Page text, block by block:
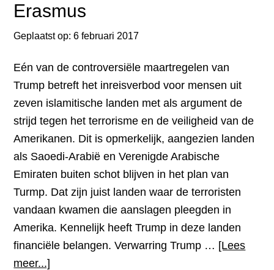
op
15
weer
onzichtbaar
Erasmus
Geplaatst op:6 februari 2017
Eén van de controversiële maartregelen van
Trump betreft het inreisverbod voor mensen uit
zeven islamitische landen met als argument de
strijd tegen het terrorisme en de veiligheid van de
Amerikanen. Dit is opmerkelijk, aangezien landen
als Saoedi-Arabië en Verenigde Arabische
Emiraten buiten schot blijven in het plan van
Turmp. Dat zijn juist landen waar de terroristen
vandaan kwamen die aanslagen pleegden in
Amerika. Kennelijk heeft Trump in deze landen
financiële belangen. Verwarring Trump … [Lees
meer...]